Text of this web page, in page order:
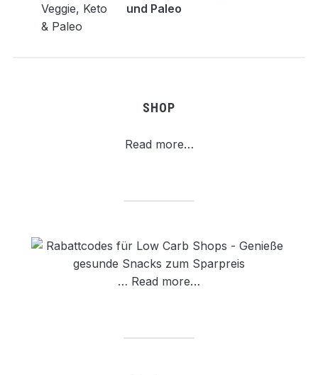
und Paleo
SHOP
Read more…
… Read more…